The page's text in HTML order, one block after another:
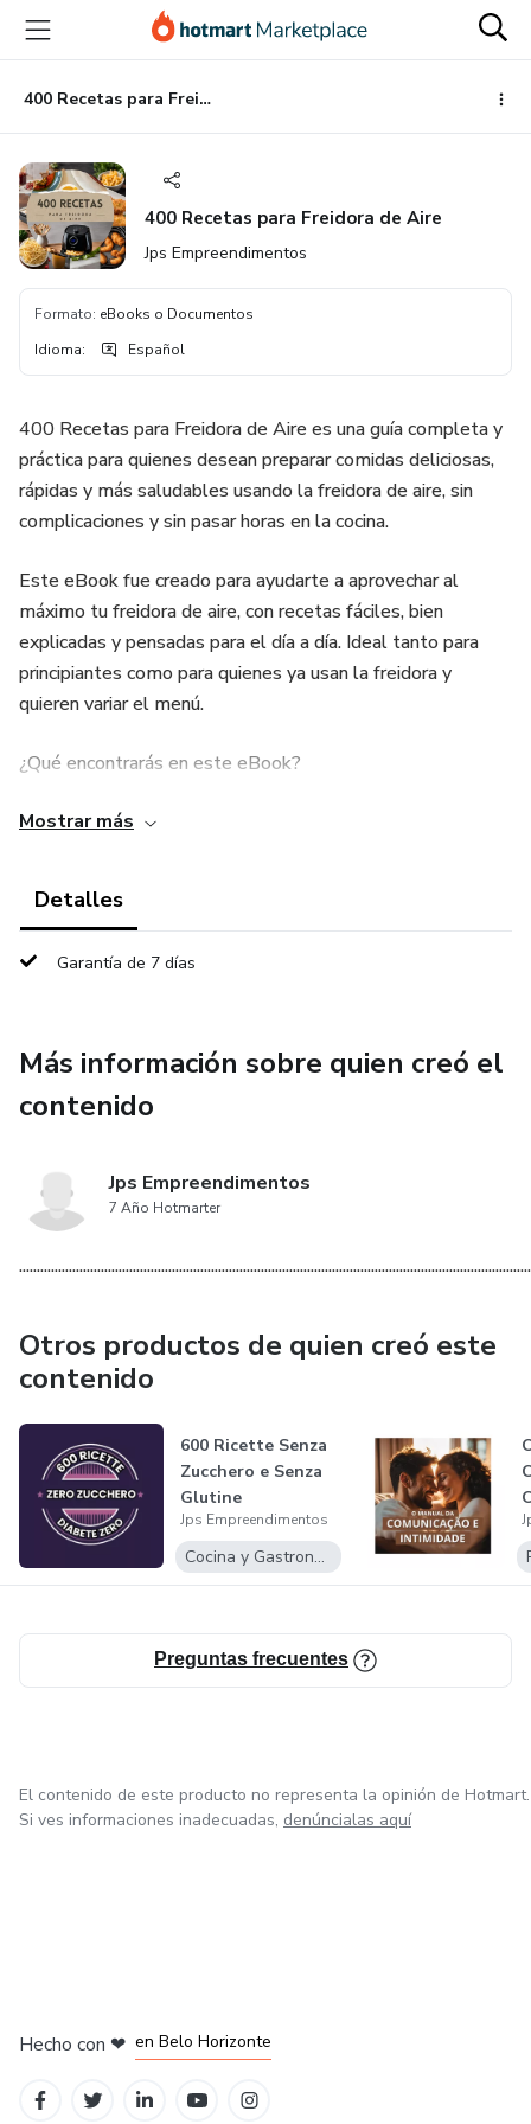
principal
página
de
página
400 Recetas para Freidora de Aire
400 Recetas para Freidora de Aire
Jps Empreendimentos
Formato: eBooks o Documentos
Idioma: Español
400 Recetas para Freidora de Aire es una guía completa y
práctica para quienes desean preparar comidas deliciosas,
rápidas y más saludables usando la freidora de aire, sin
complicaciones y sin pasar horas en la cocina.
Este eBook fue creado para ayudarte a aprovechar al
máximo tu freidora de aire, con recetas fáciles, bien
explicadas y pensadas para el día a día. Ideal tanto para
principiantes como para quienes ya usan la freidora y
quieren variar el menú.
¿Qué encontrarás en este eBook?
✔️ 400 recetas variadas para todas las comidas del día
✔️ Snacks, panes, tortas, muffins y postres
✔️ Recetas prácticas con ingredientes fáciles de encontrar
Todas las recetas están preparadas exclusivamente para
freidora de aire, con instrucciones claras, tiempos y
temperaturas indicadas.
Mostrar más
Detalles
Garantía de 7 días
Más información sobre quien creó el
contenido
Jps Empreendimentos
7 Año Hotmarter
Otros productos de quien creó este
contenido
600 Ricette Senza
Zucchero e Senza
Glutine
Jps Empreendimentos
Cocina y Gastronomía
Preguntas frecuentes
El contenido de este producto no representa la opinión de Hotmart.
Si ves informaciones inadecuadas, denúncialas aquí
Hecho con ❤ en Belo Horizonte